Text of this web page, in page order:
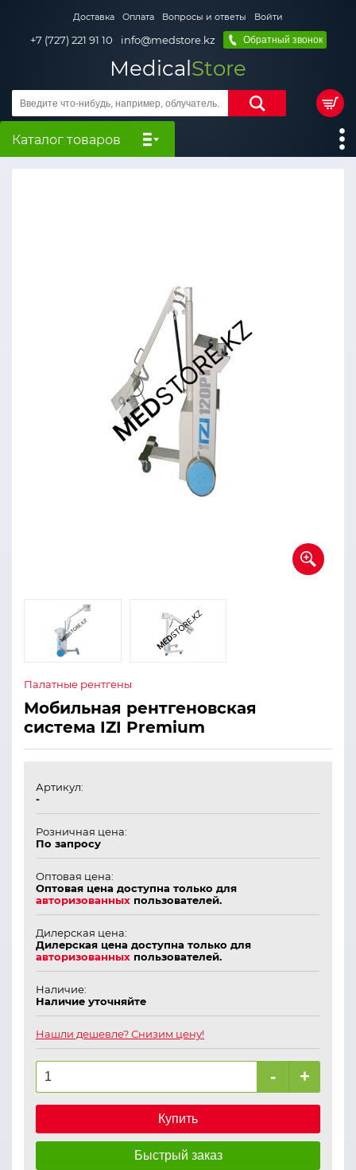
Доставка Оплата Вопросы и ответы Войти
+7 (727) 221 91 10 info@medstore.kz Обратный звонок
MedicalStore
Каталог товаров
Палатные рентгены
Мобильная рентгеновская
система IZI Premium
Артикул:
-
Розничная цена:
По запросу
Оптовая цена:
Оптовая цена доступна только для
авторизованных пользователей.
Дилерская цена:
Дилерская цена доступна только для
авторизованных пользователей.
Наличие:
Наличие уточняйте
Нашли дешевле? Снизим цену!
- +
Купить
Быстрый заказ